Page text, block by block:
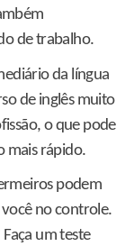
de trabalho.
da língua
de inglês muito
o que pode
mais rápido.
podem
no controle.
um teste